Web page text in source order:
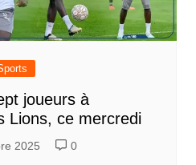
joueurs à
Lions, ce mercredi
2025 0